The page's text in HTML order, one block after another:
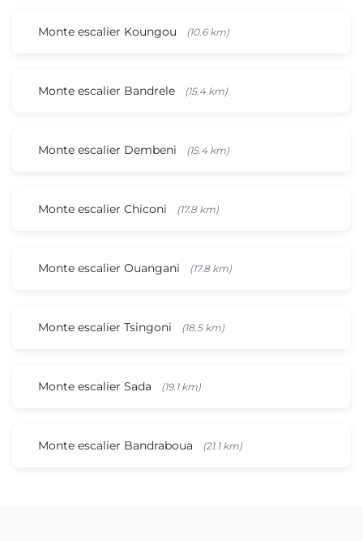
Monte escalier Koungou (10.6 km)
Monte escalier Bandrele (15.4 km)
Monte escalier Dembeni (15.4 km)
Monte escalier Chiconi (17.8 km)
Monte escalier Ouangani (17.8 km)
Monte escalier Tsingoni (18.5 km)
Monte escalier Sada (19.1 km)
Monte escalier Bandraboua (21.1 km)